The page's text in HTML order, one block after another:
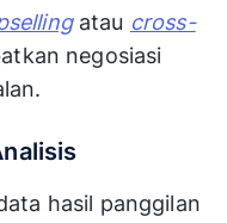
atau cross-
negosiasi
hasil panggilan